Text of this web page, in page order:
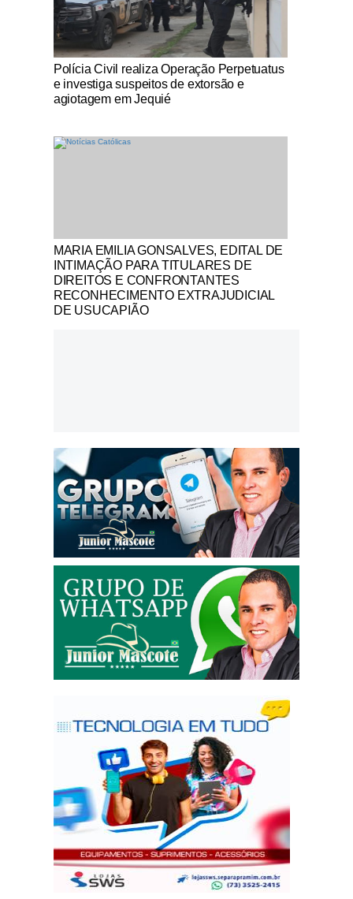
Notícias Católicas
Polícia Civil realiza Operação Perpetuatus
e investiga suspeitos de extorsão e
agiotagem em Jequié
Notícias Católicas
MARIA EMILIA GONSALVES, EDITAL DE
INTIMAÇÃO PARA TITULARES DE
DIREITOS E CONFRONTANTES
RECONHECIMENTO EXTRAJUDICIAL
DE USUCAPIÃO